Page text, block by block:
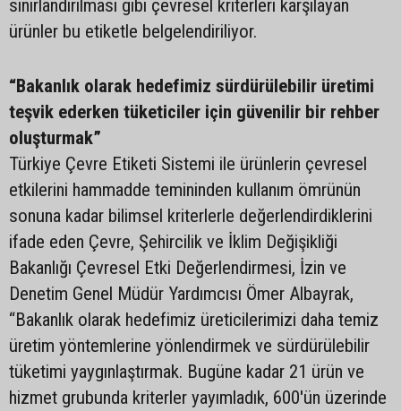
sınırlandırılması gibi çevresel kriterleri karşılayan
ürünler bu etiketle belgelendiriliyor.
“Bakanlık olarak hedefimiz sürdürülebilir üretimi
teşvik ederken tüketiciler için güvenilir bir rehber
oluşturmak”
Türkiye Çevre Etiketi Sistemi ile ürünlerin çevresel
etkilerini hammadde temininden kullanım ömrünün
sonuna kadar bilimsel kriterlerle değerlendirdiklerini
ifade eden Çevre, Şehircilik ve İklim Değişikliği
Bakanlığı Çevresel Etki Değerlendirmesi, İzin ve
Denetim Genel Müdür Yardımcısı Ömer Albayrak,
“Bakanlık olarak hedefimiz üreticilerimizi daha temiz
üretim yöntemlerine yönlendirmek ve sürdürülebilir
tüketimi yaygınlaştırmak. Bugüne kadar 21 ürün ve
hizmet grubunda kriterler yayımladık, 600'ün üzerinde